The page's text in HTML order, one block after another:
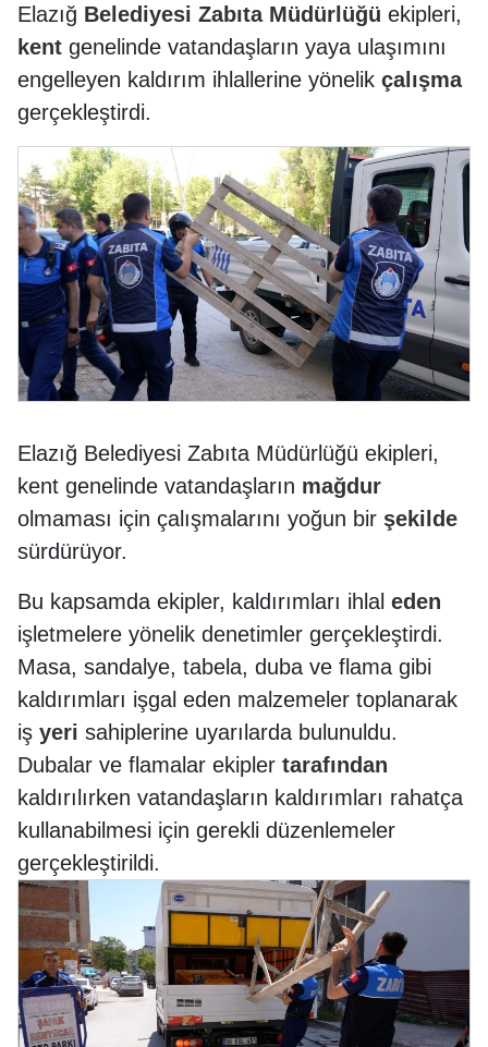
Elazığ Belediyesi Zabıta Müdürlüğü ekipleri,
kent genelinde vatandaşların yaya ulaşımını
engelleyen kaldırım ihlallerine yönelik çalışma
gerçekleştirdi.
Elazığ Belediyesi Zabıta Müdürlüğü ekipleri,
kent genelinde vatandaşların mağdur
olmaması için çalışmalarını yoğun bir şekilde
sürdürüyor.
Bu kapsamda ekipler, kaldırımları ihlal eden
işletmelere yönelik denetimler gerçekleştirdi.
Masa, sandalye, tabela, duba ve flama gibi
kaldırımları işgal eden malzemeler toplanarak
iş yeri sahiplerine uyarılarda bulunuldu.
Dubalar ve flamalar ekipler tarafından
kaldırılırken vatandaşların kaldırımları rahatça
kullanabilmesi için gerekli düzenlemeler
gerçekleştirildi.